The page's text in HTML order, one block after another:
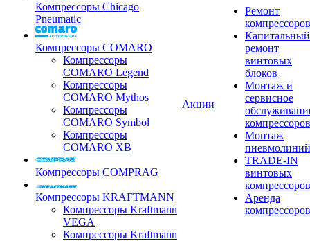
Компрессоры Chicago
Pneumatic
Компрессоры COMARO
Компрессоры
COMARO Legend
Компрессоры
COMARO Mythos
Компрессоры
COMARO Symbol
Компрессоры
COMARO XB
Компрессоры COMPRAG
Компрессоры KRAFTMANN
Компрессоры Kraftmann
VEGA
Компрессоры Kraftmann
Акции
Ремонт
компрессоров
Капитальный
ремонт
винтовых
блоков
Монтаж и
сервисное
компрессоров
Монтаж
пневмолиний
TRADE-IN
винтовых
компрессоров
Аренда
компрессоров